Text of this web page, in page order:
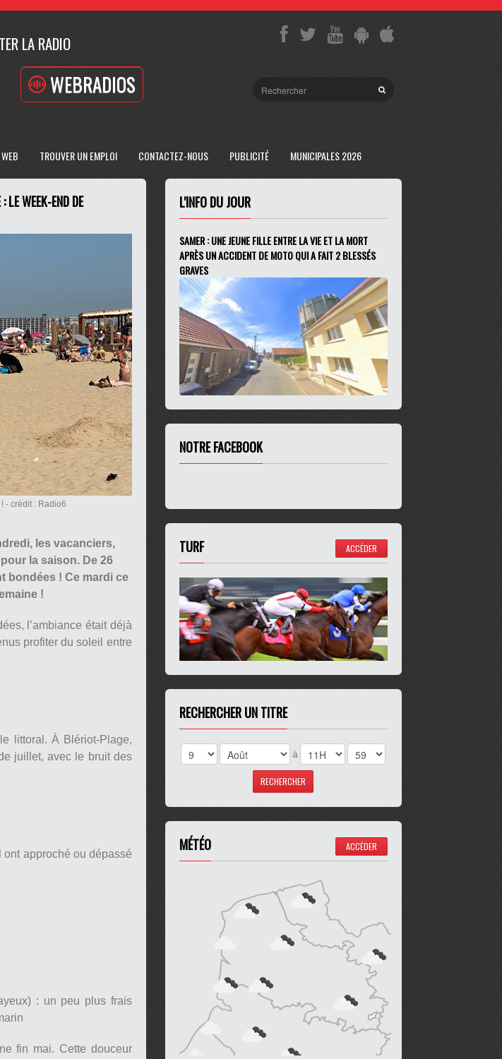
LA RADIO
WEBRADIOS
TROUVER UN EMPLOI CONTACTEZ-NOUS PUBLICITÉ MUNICIPALES 2026
LE WEEK-END DE
- crédit : Radio6
les vacanciers,
la saison. De 26
bondées ! Ce mardi ce
!
l’ambiance était déjà
profiter du soleil entre
littoral. À Blériot-Plage,
juillet, avec le bruit des
approché ou dépassé
: un peu plus frais
fin mai. Cette douceur
L'INFO DU JOUR
SAMER : UNE JEUNE FILLE ENTRE LA VIE ET LA MORT
APRÈS UN ACCIDENT DE MOTO QUI A FAIT 2 BLESSÉS
GRAVES
NOTRE FACEBOOK
TURF ACCÉDER
RECHERCHER UN TITRE
à
MÉTÉO ACCÉDER